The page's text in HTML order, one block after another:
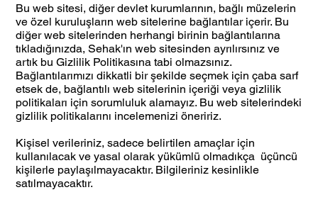
Bu web sitesi, diğer devlet kurumlarının, bağlı müzelerin
ve özel kuruluşların web sitelerine bağlantılar içerir. Bu
diğer web sitelerinden herhangi birinin bağlantılarına
tıkladığınızda, Sehak'ın web sitesinden ayrılırsınız ve
artık bu Gizlilik Politikasına tabi olmazsınız.
Bağlantılarımızı dikkatli bir şekilde seçmek için çaba sarf
etsek de, bağlantılı web sitelerinin içeriği veya gizlilik
politikaları için sorumluluk alamayız. Bu web sitelerindeki
gizlilik politikalarını incelemenizi öneririz.
Kişisel verileriniz, sadece belirtilen amaçlar için
kullanılacak ve yasal olarak yükümlü olmadıkça üçüncü
kişilerle paylaşılmayacaktır. Bilgileriniz kesinlikle
satılmayacaktır.